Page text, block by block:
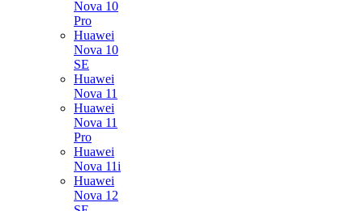
Nova 10
Pro
Huawei
Nova 10
SE
Huawei
Nova 11
Huawei
Nova 11
Pro
Huawei
Nova 11i
Huawei
Nova 12